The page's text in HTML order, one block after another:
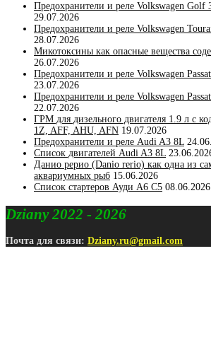
Предохранители и реле Volkswagen
29.07.2026
Предохранители и реле Volkswagen
28.07.2026
Микотоксины как опасные вещества
26.07.2026
Предохранители и реле Volkswagen
23.07.2026
Предохранители и реле Volkswagen
22.07.2026
ГРМ для дизельного двигателя 1.9 л с
1Z, AFF, AHU, AFN 19.07.2026
Предохранители и реле Audi A3 8L
Список двигателей Audi A3 8L
Данио рерио (Danio rerio) как одна из
аквариумных рыб 15.06.2026
Список стартеров Ауди А6 С5 08.06.2026
Dziany 2022 - 2026
Почта для связи: Dziany.ru@gmail.com